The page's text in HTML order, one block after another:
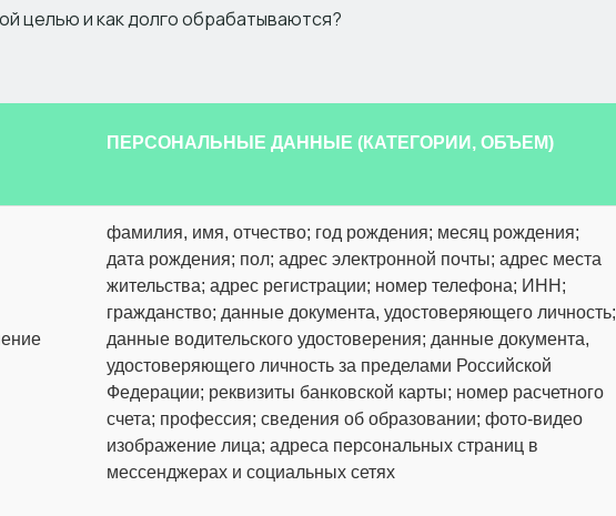
целью и как долго обрабатываются?
ПЕРСОНАЛЬНЫЕ ДАННЫЕ (КАТЕГОРИИ, ОБЪЕМ)
фамилия, имя, отчество; год рождения; месяц рождения;
дата рождения; пол; адрес электронной почты; адрес места
жительства; адрес регистрации; номер телефона; ИНН;
гражданство; данные документа, удостоверяющего личность;
данные водительского удостоверения; данные документа,
удостоверяющего личность за пределами Российской
Федерации; реквизиты банковской карты; номер расчетного
счета; профессия; сведения об образовании; фото-видео
изображение лица; адреса персональных страниц в
мессенджерах и социальных сетях